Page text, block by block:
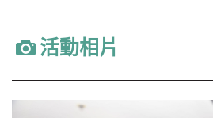
活動相片